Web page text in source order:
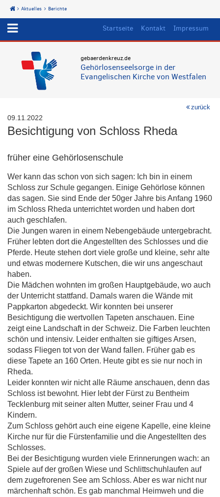
Start
Aktuelles Berichte
Startseite Kontakt Impressum
gebaerdenkreuz.de
Gehörlosenseelsorge in der
Evangelischen Kirche von Westfalen
zurück
09.11.2022
Besichtigung von Schloss Rheda
früher eine Gehörlosenschule
Wer kann das schon von sich sagen: Ich bin in einem
Schloss zur Schule gegangen. Einige Gehörlose können
das sagen. Sie sind Ende der 50ger Jahre bis Anfang 1960
im Schloss Rheda unterrichtet worden und haben dort
auch geschlafen.
Die Jungen waren in einem Nebengebäude untergebracht.
Früher lebten dort die Angestellten des Schlosses und die
Pferde. Heute stehen dort viele große und kleine, sehr alte
und etwas modernere Kutschen, die wir uns angeschaut
haben.
Die Mädchen wohnten im großen Hauptgebäude, wo auch
der Unterricht stattfand. Damals waren die Wände mit
Pappkarton abgedeckt. Wir konnten bei unserer
Besichtigung die wertvollen Tapeten anschauen. Eine
zeigt eine Landschaft in der Schweiz. Die Farben leuchten
schön und intensiv. Leider enthalten sie giftiges Arsen,
sodass Fliegen tot von der Wand fallen. Früher gab es
diese Tapete an 160 Orten. Heute gibt es sie nur noch in
Rheda.
Leider konnten wir nicht alle Räume anschauen, denn das
Schloss ist bewohnt. Hier lebt der Fürst zu Bentheim
Tecklenburg mit seiner alten Mutter, seiner Frau und 4
Kindern.
Zum Schloss gehört auch eine eigene Kapelle, eine kleine
Kirche nur für die Fürstenfamilie und die Angestellten des
Schlosses.
Bei der Besichtigung wurden viele Erinnerungen wach: an
Spiele auf der großen Wiese und Schlittschuhlaufen auf
dem zugefrorenen See am Schloss. Aber es war nicht nur
märchenhaft schön. Es gab manchmal Heimweh und die